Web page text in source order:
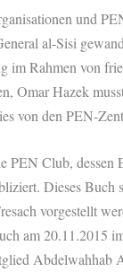
und
al-Sisi
im Rahmen von
Omar Hazek
von den PEN-
PEN Club,
Dieses Buch
vorgestellt
am 20.11.2015
Abdelwahhab